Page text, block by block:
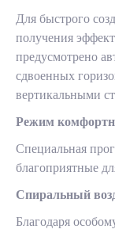
Для быстрого
получения
предусмотрено
сдвоенных
вертикальными
Режим
Специальная
благоприятные
Спиральный
Благодаря